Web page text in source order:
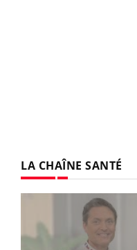
LA CHAÎNE SANTÉ